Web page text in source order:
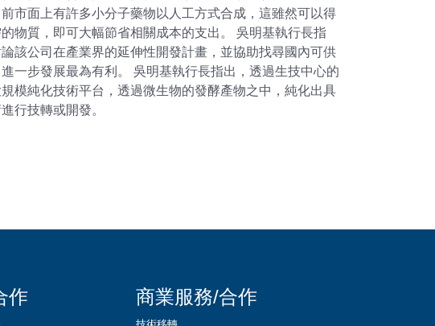
市面上有許多小分子藥物以人工方式合成，這雖然可以得
物質，即可大幅節省相關成本的支出。 吳明基執行長指
該公司在產業界的延伸性開發計畫，並協助找尋國內可供
一步發展最為有利。 吳明基執行長指出，透過生技中心的
模純化技術平台，透過微生物的發酵產物之中，純化出具
行技轉或開發。
作 商業服務/合作